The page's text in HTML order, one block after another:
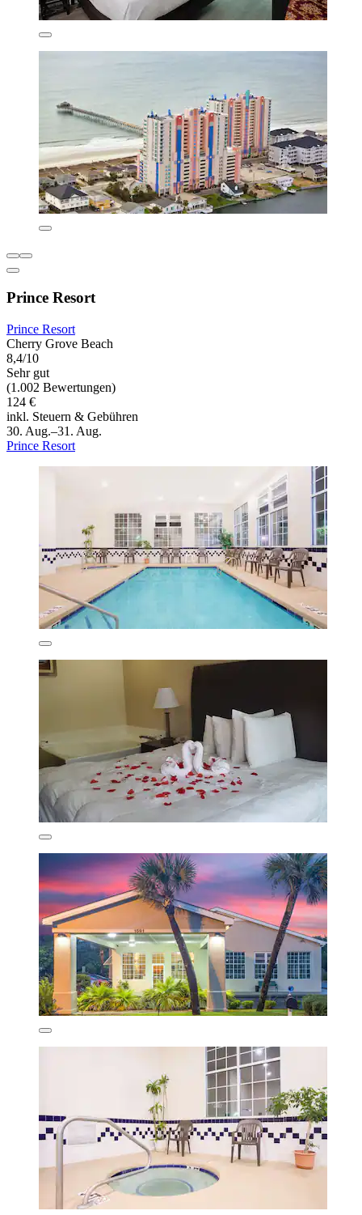
Prince Resort
Prince Resort
Cherry Grove Beach
8,4/10
Sehr gut
(1.002 Bewertungen)
124 €
inkl. Steuern & Gebühren
30. Aug.–31. Aug.
Prince Resort